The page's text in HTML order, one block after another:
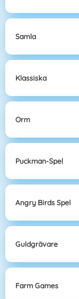
Samla
Klassiska
Orm
Puckman-Spel
Angry Birds Spel
Guldgrävare
Farm Games